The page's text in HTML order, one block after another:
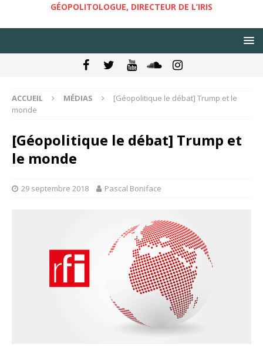
GÉOPOLITOLOGUE, DIRECTEUR DE L’IRIS
ACCUEIL MÉDIAS
[Géopolitique le débat] Trump et le
monde
[Géopolitique le débat] Trump et
le monde
29 septembre 2018 Pascal Boniface